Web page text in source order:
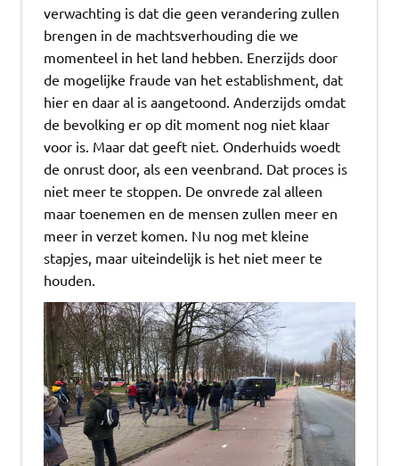
verwachting is dat die geen verandering zullen
brengen in de machtsverhouding die we
momenteel in het land hebben. Enerzijds door
de mogelijke fraude van het establishment, dat
hier en daar al is aangetoond. Anderzijds omdat
de bevolking er op dit moment nog niet klaar
voor is. Maar dat geeft niet. Onderhuids woedt
de onrust door, als een veenbrand. Dat proces is
niet meer te stoppen. De onvrede zal alleen
maar toenemen en de mensen zullen meer en
meer in verzet komen. Nu nog met kleine
stapjes, maar uiteindelijk is het niet meer te
houden.